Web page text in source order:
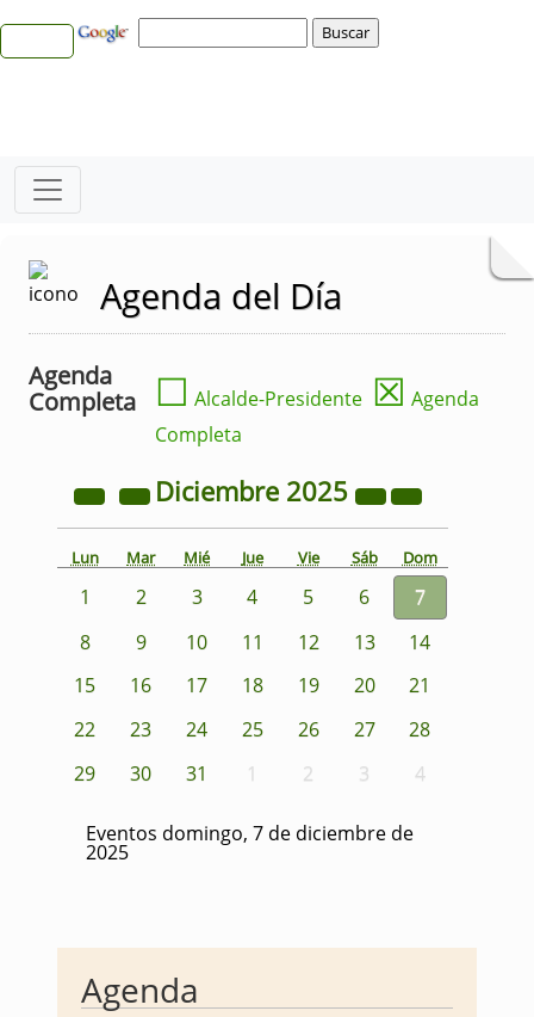
Agenda del Día
Agenda
Completa
☐ Alcalde-Presidente ☒ Agenda
Completa
Diciembre 2025
Lun Mar Mié Jue Vie Sáb Dom
1 2 3 4 5 6
7
8
9 10 11 12 13
14
15
16 17 18 19 20
21
22
23 24 25 26 27
28
29
30 31 1 2 3 4
Eventos domingo, 7 de diciembre de
2025
Agenda